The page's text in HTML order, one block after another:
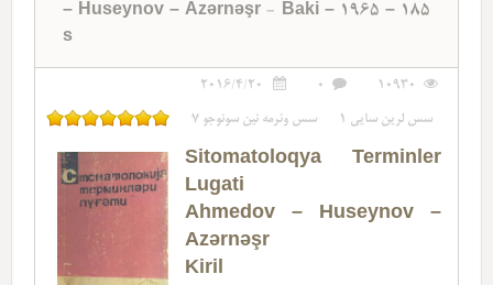
– Huseynov – Azərnəşr - Baki – 1965 – 185
s
10930
0
2016/4/20
سس لرین سایی 1 سس وئرمه نین سونوجو 7
Sitomatoloqya Terminler
Lugati
Ahmedov – Huseynov –
Azərnəşr
Kiril